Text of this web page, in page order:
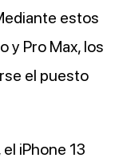
estos
y Pro Max, los
el puesto
iPhone 13